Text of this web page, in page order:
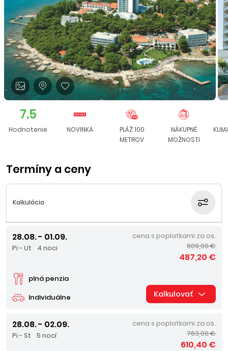
7.5
Hodnotenie NOVINKA
PLÁŽ 100
METROV
NÁKUPNÉ
MOŽNOSTI
Termíny a ceny
Kalkulácia
28.08. - 01.09.
Pi - Ut 4 noci
Individuálne
plná penzia
cena s poplatkami za os.
609,00 €
487,20 €
Kalkulovať
28.08. - 02.09.
Pi - St 5 nocí
cena s poplatkami za os.
763,00 €
610,40 €